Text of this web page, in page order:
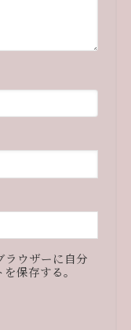
ラウザーに自分
保存する。